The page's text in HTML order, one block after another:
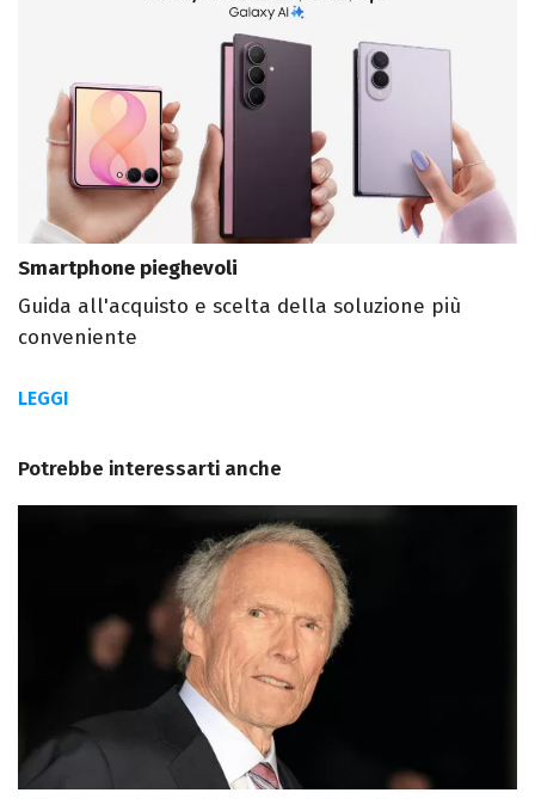
Smartphone pieghevoli
Guida all'acquisto e scelta della soluzione più
conveniente
LEGGI
Potrebbe interessarti anche